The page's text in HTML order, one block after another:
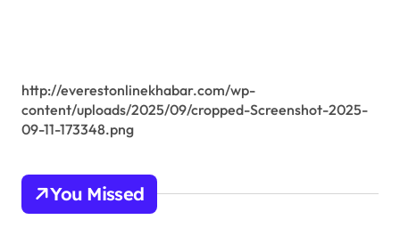
http://everestonlinekhabar.com/wp-
content/uploads/2025/09/cropped-Screenshot-2025-
09-11-173348.png
You Missed